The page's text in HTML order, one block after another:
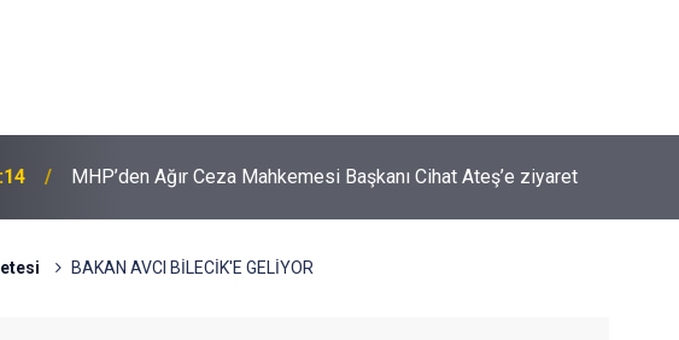
MHP’den Ağır Ceza Mahkemesi Başkanı Cihat Ateş’e ziyaret
BAKAN AVCI BİLECİK'E GELİYOR